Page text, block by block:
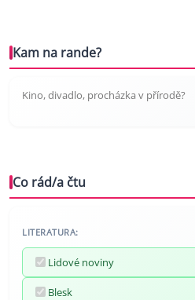
Kam na rande?
Kino, divadlo, procházka v přírodě?
Co rád/a čtu
LITERATURA:
Lidové noviny
Blesk